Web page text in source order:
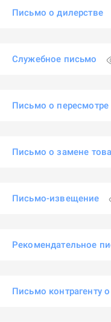
Письмо о дилерстве
Служебное письмо
Письмо о
Письмо о замене
Письмо-извещение
Рекомендательное
Письмо контрагенту